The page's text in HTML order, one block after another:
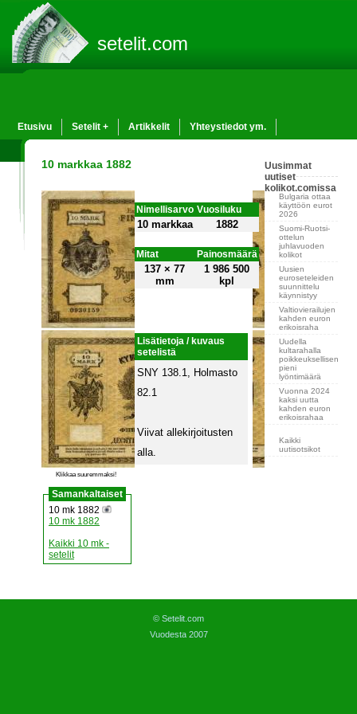
setelit.com
Etusivu Setelit + Artikkelit Yhteystiedot ym.
10 markkaa 1882
Klikkaa suuremmaksi!
Samankaltaiset
10 mk 1882
10 mk 1882
Kaikki 10 mk -
setelit
Nimellisarvo Vuosiluku
10 markkaa 1882
Mitat Painosmäärä
137 × 77
mm
1 986 500
kpl
Lisätietoja / kuvaus
setelistä
SNY 138.1, Holmasto
82.1
Viivat allekirjoitusten
alla.
Uusimmat
uutiset
kolikot.comissa
Bulgaria ottaa
käyttöön eurot
2026
Suomi-Ruotsi-
ottelun
juhlavuoden
kolikot
Uusien
euroseteleiden
suunnittelu
käynnistyy
Valtiovierailujen
kahden euron
erikoisraha
Uudella
kultarahalla
poikkeuksellisen
pieni
lyöntimäärä
Vuonna 2024
kaksi uutta
kahden euron
erikoisrahaa
Kaikki
uutisotsikot
© Setelit.com
Vuodesta 2007